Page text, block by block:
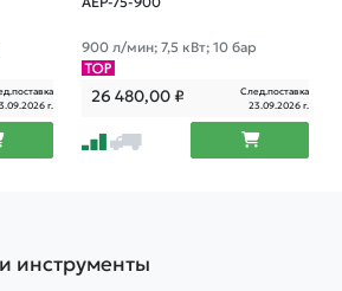
г.
900 л/мин; 7,5 кВт; 10 бар
26 480,00₽
След.поставка
23.09.2026 г.
инструменты